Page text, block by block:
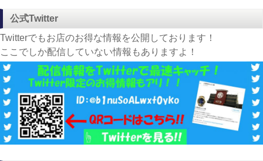
公式Twitter
Twitterでもお店のお得な情報を公開しております！
ここでしか配信していない情報もありますよ！